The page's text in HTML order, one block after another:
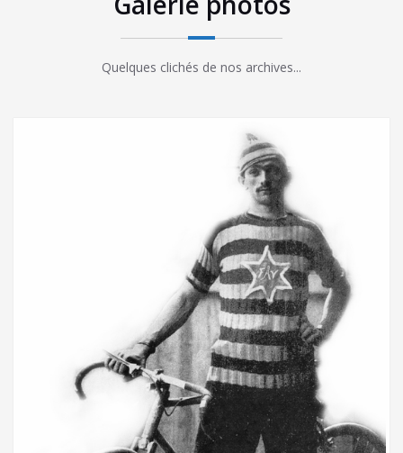
Quelques clichés de nos archives...